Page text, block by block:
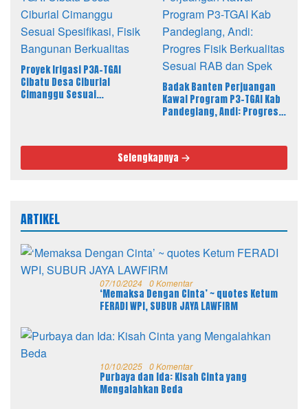
Proyek Irigasi P3A-TGAI
Cibatu Desa Ciburial
Cimanggu Sesuai
Badak Banten Perjuangan
Kawal Program P3-TGAI Kab
Pandeglang, Andi: Progres
Selengkapnya
ARTIKEL
07/10/2024 0 Komentar
‘Memaksa Dengan Cinta’ ~ quotes Ketum
FERADI WPI, SUBUR JAYA LAWFIRM
10/10/2025 0 Komentar
Purbaya dan Ida: Kisah Cinta yang
Mengalahkan Beda